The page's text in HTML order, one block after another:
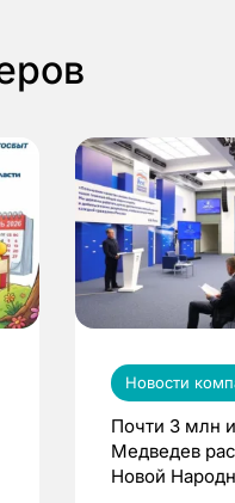
Новости
Почти 3 млн
Медведев
Новой